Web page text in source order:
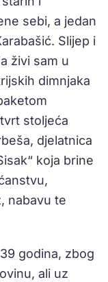
sebi, a jedan
Slijep i
živi sam u
dimnjaka
stoljeća
djelatnica
koja brine
nabavu te
godina, zbog
ali uz